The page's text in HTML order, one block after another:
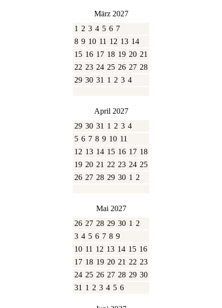
März 2027
1 2 3 4 5 6 7
8 9 10 11 12 13 14
15 16 17 18 19 20 21
22 23 24 25 26 27 28
29 30 31 1 2 3 4
April 2027
29 30 31 1 2 3 4
5 6 7 8 9 10 11
12 13 14 15 16 17 18
19 20 21 22 23 24 25
26 27 28 29 30 1 2
Mai 2027
26 27 28 29 30 1 2
3 4 5 6 7 8 9
10 11 12 13 14 15 16
17 18 19 20 21 22 23
24 25 26 27 28 29 30
31 1 2 3 4 5 6